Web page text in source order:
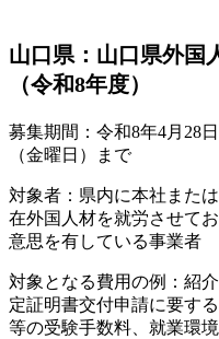
山口県：山口県外国
（令和8年度）
募集期間：令和8年4月28
（金曜日）まで
対象者：県内に本社また
在外国人材を就労させて
意思を有している事業者
対象となる費用の例：紹
定証明書交付申請に要す
等の受験手数料、就業環